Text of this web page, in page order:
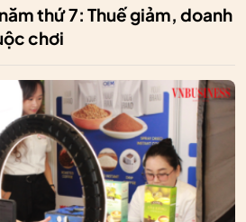
thứ 7: Thuế giảm, doanh
chơi